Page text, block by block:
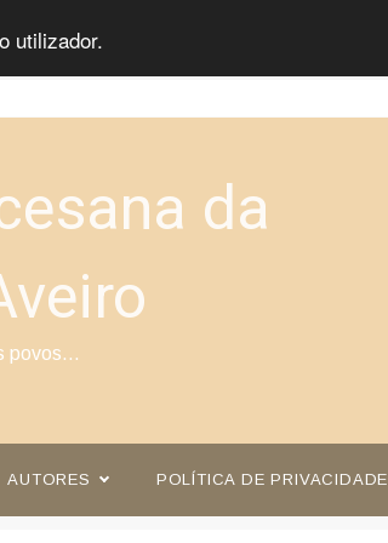
utilizador.
da
povos…
AUTORES POLÍTICA DE PRIVACIDADE